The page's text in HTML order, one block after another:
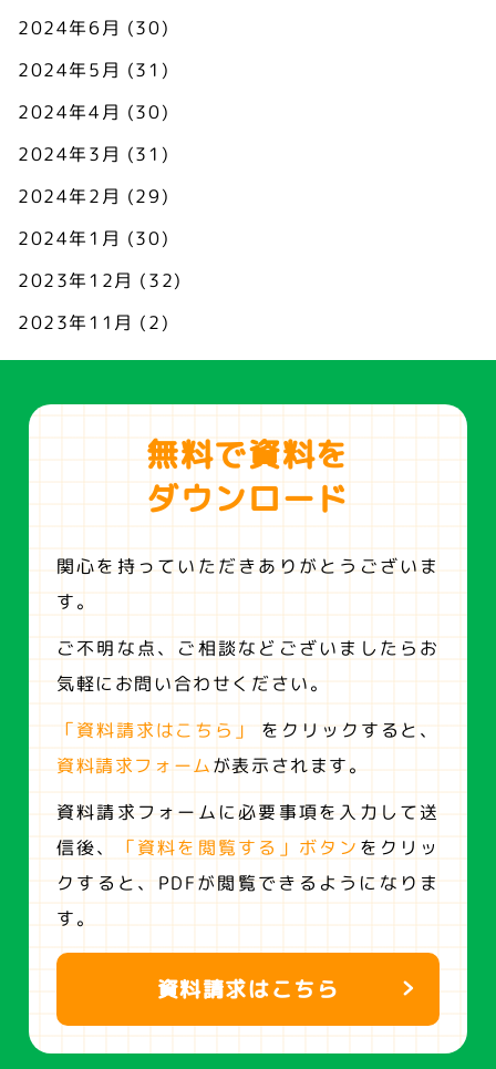
2024年6月 (30)
2024年5月 (31)
2024年4月 (30)
2024年3月 (31)
2024年2月 (29)
2024年1月 (30)
2023年12月 (32)
2023年11月 (2)
無料で資料を
ダウンロード
関心を持っていただきありがとうございま
す。
ご不明な点、ご相談などございましたらお
気軽にお問い合わせください。
「資料請求はこちら」
をクリックすると、
資料請求フォームが表示されます。
資料請求フォームに必要事項を入力して送
信後、
「資料を閲覧する」ボタン をクリッ
クすると、 PDFが閲覧できるようになりま
す。
資料請求はこちら